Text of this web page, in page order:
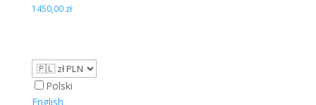
1450,00 zł
Polski
English